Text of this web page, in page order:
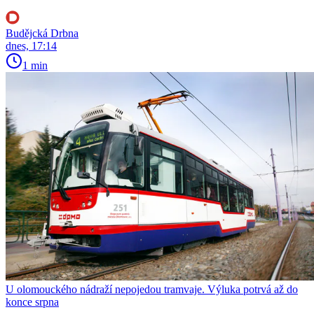
Budějcká Drbna
dnes, 17:14
1 min
U olomouckého nádraží nepojedou tramvaje. Výluka potrvá až do
konce srpna